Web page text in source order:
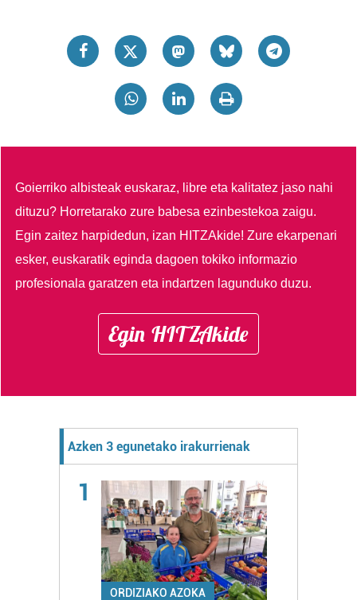
Goierriko albisteak euskaraz, libre eta kalitatez jaso nahi
dituzu? Horretarako zure babesa ezinbestekoa zaigu.
Egin zaitez harpidedun, izan HITZAkide!Zure ekarpenari
esker, euskaratik eginda dagoen tokiko informazio
profesionala garatzen eta indartzen lagunduko duzu.
Egin HITZAkide
Azken 3 egunetako irakurrienak
1
ORDIZIAKO AZOKA